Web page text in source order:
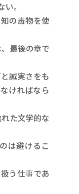
。
の毒物を使
最後の章で
誠実さをも
ければなら
た文学的な
は避けるこ
う仕事であ